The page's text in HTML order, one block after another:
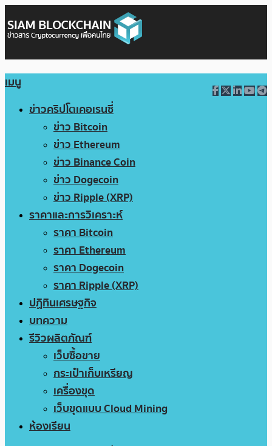
เมนู
ข่าวคริปโตเคอเรนซี่
ข่าว Bitcoin
ข่าว Ethereum
ข่าว Binance Coin
ข่าว Dogecoin
ข่าว Ripple (XRP)
ราคาและการวิเคราะห์
ราคา Bitcoin
ราคา Ethereum
ราคา Dogecoin
ราคา Ripple (XRP)
ปฏิทินเศรษฐกิจ
บทความ
รีวิวผลิตภัณฑ์
เว็บซื้อขาย
กระเป๋าเก็บเหรียญ
เครื่องขุด
เว็บขุดแบบ Cloud Mining
ห้องเรียน